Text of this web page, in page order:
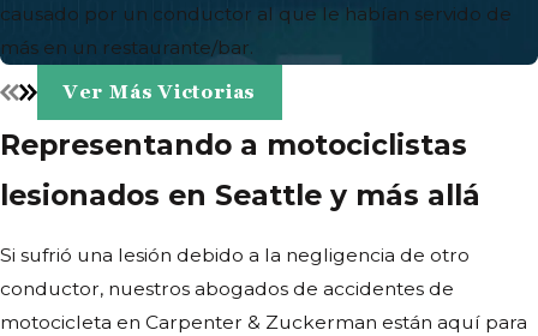
causado por un conductor al que le habían servido de
más en un restaurante/bar.
Ver Más Victorias
Representando a motociclistas
lesionados en Seattle y más allá
Si sufrió una lesión debido a la negligencia de otro
conductor, nuestros abogados de accidentes de
motocicleta en Carpenter & Zuckerman están aquí para